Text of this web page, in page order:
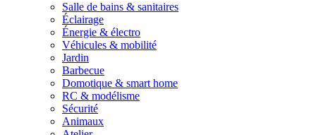
Salle de bains & sanitaires
Éclairage
Énergie & électro
Véhicules & mobilité
Jardin
Barbecue
Domotique & smart home
RC & modélisme
Sécurité
Animaux